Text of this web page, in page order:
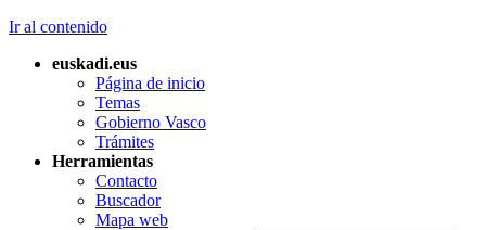
Ir al contenido
euskadi.eus
Página de inicio
Temas
Gobierno Vasco
Trámites
Herramientas
Contacto
Buscador
Mapa web